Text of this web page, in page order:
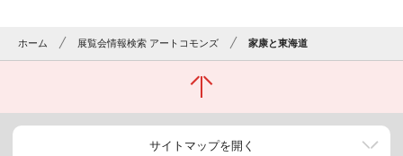
ホーム 展覧会情報検索 アートコモンズ 家康と東海道
サイトマップを開く